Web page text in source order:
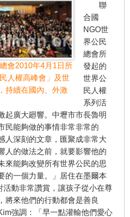
會2010年4月1日所
人權高峰會」及世
持續在國內、外激
聯
合國
NGO世
界公民
總會所
發起的
世界公
民人權
系列活
起廣大廻響。中壢市市長魯明
民能夠做的事情非常非常的
人深刻的文章，匯聚成非常大
人的做法之前，就要影響他的
來能夠改變所有世界公民的思
的一個力量。」居住在墨爾本
活動非常讚賞，讓孩子從小在尊
將來他們的行動都會是善良
強調：「早一點灌輸他們愛心